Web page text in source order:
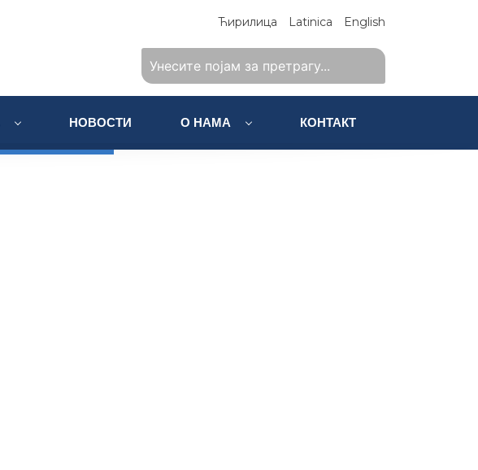
Ћирилица Latinica English
НОВОСТИ О НАМА КОНТАКТ